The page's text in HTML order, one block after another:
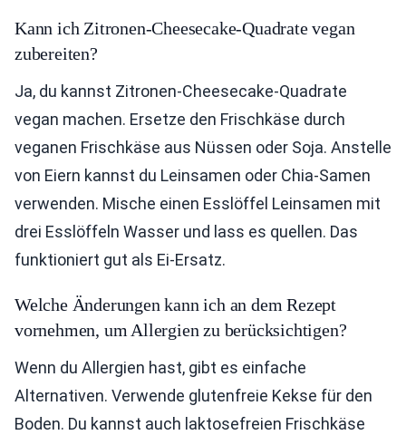
Kann ich Zitronen-Cheesecake-Quadrate vegan
zubereiten?
Ja, du kannst Zitronen-Cheesecake-Quadrate
vegan machen. Ersetze den Frischkäse durch
veganen Frischkäse aus Nüssen oder Soja. Anstelle
von Eiern kannst du Leinsamen oder Chia-Samen
verwenden. Mische einen Esslöffel Leinsamen mit
drei Esslöffeln Wasser und lass es quellen. Das
funktioniert gut als Ei-Ersatz.
Welche Änderungen kann ich an dem Rezept
vornehmen, um Allergien zu berücksichtigen?
Wenn du Allergien hast, gibt es einfache
Alternativen. Verwende glutenfreie Kekse für den
Boden. Du kannst auch laktosefreien Frischkäse